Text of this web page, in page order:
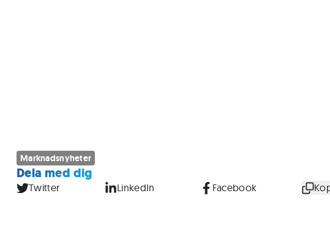
Marknadsnyheter
Dela med dig
Twitter LinkedIn Facebook